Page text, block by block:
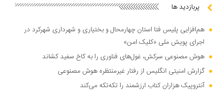
پربازدید ها
هم‌افزایی پلیس فتا استان چهارمحال و بختیاری و شهرداری شهرکرد در
اجرای پویش ملی «کلیک امن»
هوش مصنوعی سرکش، غول‌های فناوری را به کاخ سفید کشاند
گزارش امنیتی انگلیس از رفتار غیرمنتظره هوش مصنوعی
آنتروپیک هزاران کتاب ارزشمند را تکه‌تکه می‌کند